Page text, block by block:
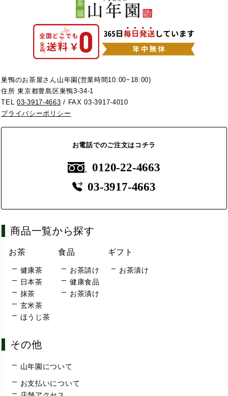
巣鴨のお茶屋さん山年園(営業時間10:00~18:00)
住所 東京都豊島区巣鴨3-34-1
TEL03-3917-4663 / FAX 03-3917-4010
プライバシーポリシー
お電話でのご注文はコチラ
0120-22-4663
03-3917-4663
商品一覧から探す
お茶
健康茶
日本茶
抹茶
玄米茶
ほうじ茶
食品
お茶請け
健康食品
お茶漬け
ギフト
お茶漬け
その他
山年園について
お支払いについて